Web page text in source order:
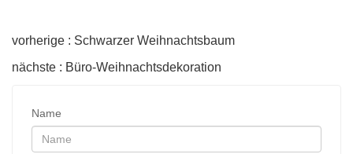
vorherige : Schwarzer Weihnachtsbaum
nächste : Büro-Weihnachtsdekoration
Name